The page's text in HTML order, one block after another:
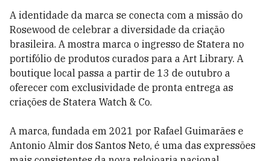
A identidade da marca se conecta com a missão do
Rosewood de celebrar a diversidade da criação
brasileira. A mostra marca o ingresso de Statera no
portifólio de produtos curados para a Art Library. A
boutique local passa a partir de 13 de outubro a
oferecer com exclusividade de pronta entrega as
criações de Statera Watch & Co.
A marca, fundada em 2021 por Rafael Guimarães e
Antonio Almir dos Santos Neto, é uma das expressões